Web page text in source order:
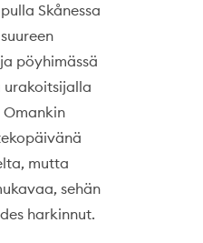
Skånessa
pöyhimässä
urakoitsijalla
Omankin
mutta
sehän
harkinnut.